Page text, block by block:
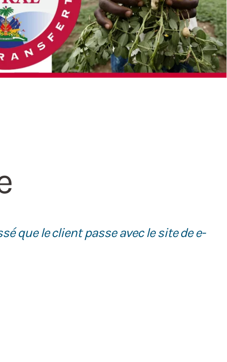
que le client passe avec le site de e-